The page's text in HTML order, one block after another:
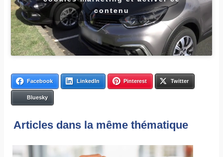
contenu
Facebook LinkedIn Pinterest Twitter
Bluesky
Articles dans la même thématique